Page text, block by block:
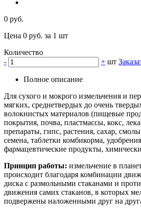
0 руб.
Цена 0 руб. за 1 шт
Количество
-
+ шт
Полное описание
Для сухого и мокрого измельчения и
мягких, среднетвердых до очень
волокнистых материалов (пищевые
покрытия, почва, пластмассы, кокс,
препараты, гипс, растения, сахар,
семена, таблетки комбикорма,
фармацевтические продукты,
Принцип работы: измельчение в
происходит благодаря комбинации
диска с размольными стаканами и
движения самих стаканов, в которых
подвержены наложенными друг на